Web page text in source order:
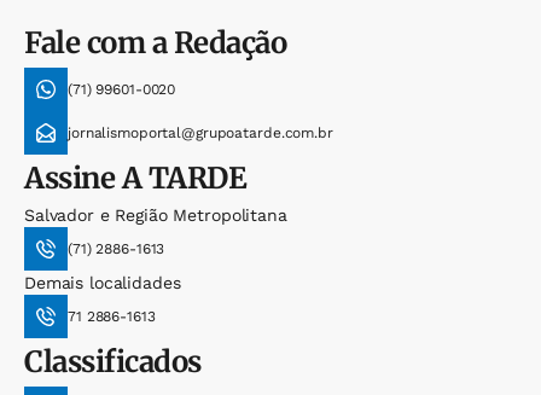
Fale com a Redação
(71) 99601-0020
jornalismoportal@grupoatarde.com.br
AssineA TARDE
Salvador e Região Metropolitana
(71) 2886-1613
Demais localidades
71 2886-1613
Classificados